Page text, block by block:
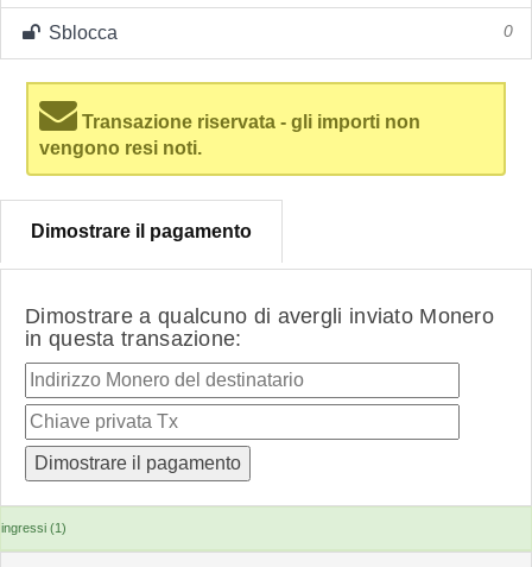
Sblocca 0
Transazione riservata - gli importi non
vengono resi noti.
Dimostrare il pagamento
Dimostrare a qualcuno di avergli inviato Monero
in questa transazione:
ingressi (1)